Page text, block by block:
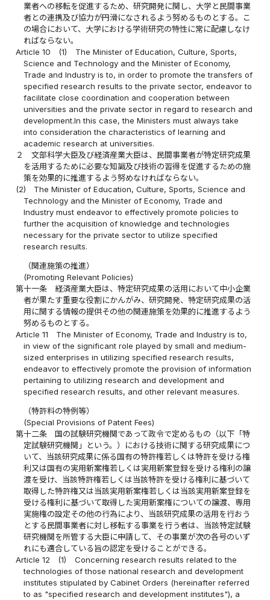
業者への移転を促進するため、研究開発に関し、大学と民間事業
者との連携及び協力が円滑になされるよう努めるものとする。こ
の場合において、大学における学術研究の特性に常に配慮しなけ
ればならない。
Article 10
(1)
The Minister of Education, Culture, Sports,
Science and Technology and the Minister of Economy,
Trade and Industry is to, in order to promote the transfers of
specified research results to the private sector, endeavor to
facilitate close coordination and cooperation between
universities and the private sector in regard to research and
development.In this case, the Ministers must always take
into consideration the characteristics of learning and
academic research at universities.
２
文部科学大臣及び経済産業大臣は、民間事業者が特定研究成果
を活用するために必要な知識及び技術の習得を促進するための施
策を効果的に推進するよう努めなければならない。
(2)
The Minister of Education, Culture, Sports, Science and
Technology and the Minister of Economy, Trade and
Industry must endeavor to effectively promote policies to
further the acquisition of knowledge and technologies
necessary for the private sector to utilize specified
research results.
（関連施策の推進）
(Promoting Relevant Policies)
第十一条
経済産業大臣は、特定研究成果の活用において中小企業
者が果たす重要な役割にかんがみ、研究開発、特定研究成果の活
用に関する情報の提供その他の関連施策を効果的に推進するよう
努めるものとする。
Article 11
The Minister of Economy, Trade and Industry is to,
in view of the significant role played by small and medium-
sized enterprises in utilizing specified research results,
endeavor to effectively promote the provision of information
pertaining to utilizing research and development and
specified research results, and other relevant measures.
（特許料の特例等）
(Special Provisions of Patent Fees)
第十二条
国の試験研究機関であって政令で定めるもの（以下「特
定試験研究機関」という。）における技術に関する研究成果につ
いて、当該研究成果に係る国有の特許権若しくは特許を受ける権
利又は国有の実用新案権若しくは実用新案登録を受ける権利の譲
渡を受け、当該特許権若しくは当該特許を受ける権利に基づいて
取得した特許権又は当該実用新案権若しくは当該実用新案登録を
受ける権利に基づいて取得した実用新案権についての譲渡、専用
実施権の設定その他の行為により、当該研究成果の活用を行おう
とする民間事業者に対し移転する事業を行う者は、当該特定試験
研究機関を所管する大臣に申請して、その事業が次の各号のいず
れにも適合している旨の認定を受けることができる。
Article 12
(1)
Concerning research results related to the
technologies of those national research and development
institutes stipulated by Cabinet Orders (hereinafter referred
to as "specified research and development institutes"), a